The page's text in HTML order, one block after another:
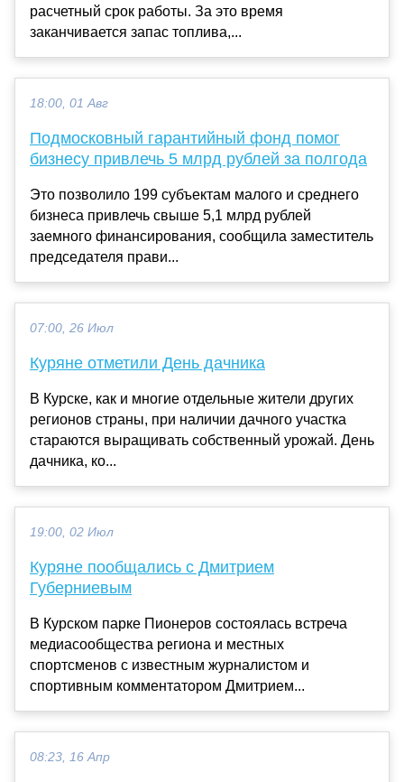
расчетный срок работы. За это время
заканчивается запас топлива,...
18:00, 01 Авг
Подмосковный гарантийный фонд помог
бизнесу привлечь 5 млрд рублей за полгода
Это позволило 199 субъектам малого и среднего
бизнеса привлечь свыше 5,1 млрд рублей
заемного финансирования, сообщила заместитель
председателя прави...
07:00, 26 Июл
Куряне отметили День дачника
В Курске, как и многие отдельные жители других
регионов страны, при наличии дачного участка
стараются выращивать собственный урожай. День
дачника, ко...
19:00, 02 Июл
Куряне пообщались с Дмитрием
Губерниевым
В Курском парке Пионеров состоялась встреча
медиасообщества региона и местных
спортсменов с известным журналистом и
спортивным комментатором Дмитрием...
08:23, 16 Апр